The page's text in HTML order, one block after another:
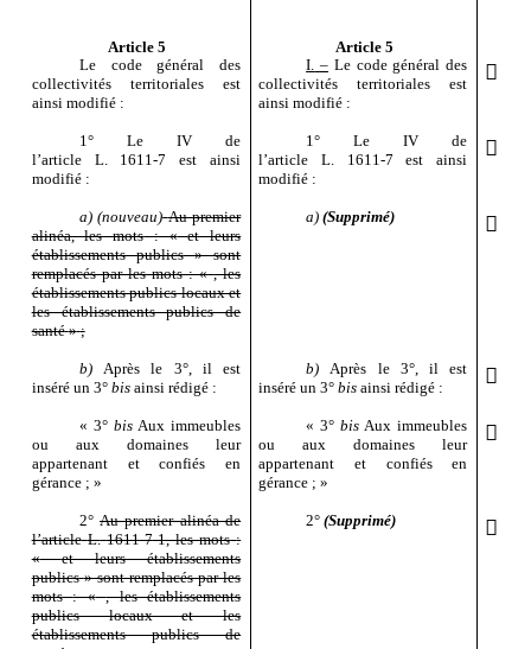
Article 5
Article 5
Le code général des
collectivités territoriales est
ainsi modifié :
I. – Le code général des
collectivités territoriales est
ainsi modifié :

1° Le
IV de
l’article
L. 1611‑7 est ainsi
modifié :
1° Le
IV de
l’article
L. 1611 ‑7 est ainsi
modifié :

a) (nouveau) Au premier
alinéa, les mots : « et leurs
établissements publics
» sont
remplacés par les mots : « , les
établissements publics locaux et
les établissements publics de
santé » ;
a) (Supprimé) 
b) Après le
3°, il est
inséré un 3° bisainsi rédigé :
b) Après le
3°, il est
inséré un 3° bis ainsi rédigé : 
« 3° bisAux immeubles
ou aux domaines leur
appartenant et confiés en
gérance ; »
« 3° bis Aux immeubles
ou aux domaines leur
appartenant et confiés en
gérance ; »

2° Au premier alinéa de
l’article L. 1611‑7‑1, les mots :
«
et leurs établissements
publics » sont remplacés par les
mots : « , les établissements
publics locaux et les
établissements publics de
2° (Supprimé) 